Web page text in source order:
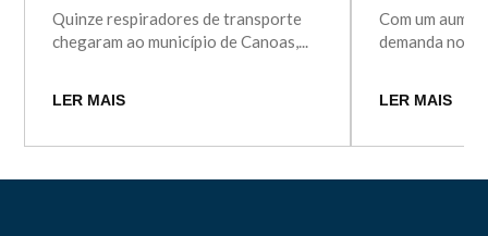
Quinze respiradores de transporte
chegaram ao município de Canoas,...
LER MAIS
Com um
demanda no
LER MAIS